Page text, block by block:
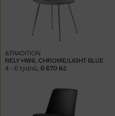
RELY HW6, CHROME/LIGHT BLUE
&TRADITION
4 - 6 týdnů, 6 670 Kč